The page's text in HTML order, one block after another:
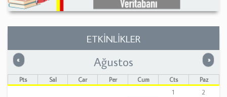
ETKİNLİKLER
« Önceki »
Ağustos
Pts Sal Çar Per Cum Cts
Paz
1
2